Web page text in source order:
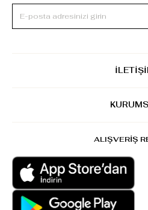
ALIŞVERİŞ